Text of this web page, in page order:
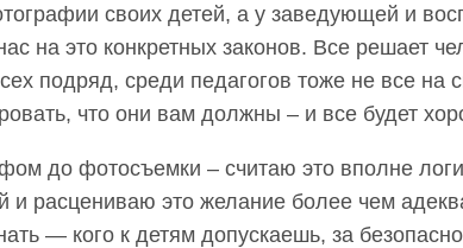
своих детей, а у заведующей и
на это конкретных законов. Все решает
подряд, среди педагогов тоже не все на
что они вам должны – и все будет
до фотосъемки – считаю это вполне
расцениваю это желание более чем
— кого к детям допускаешь, за